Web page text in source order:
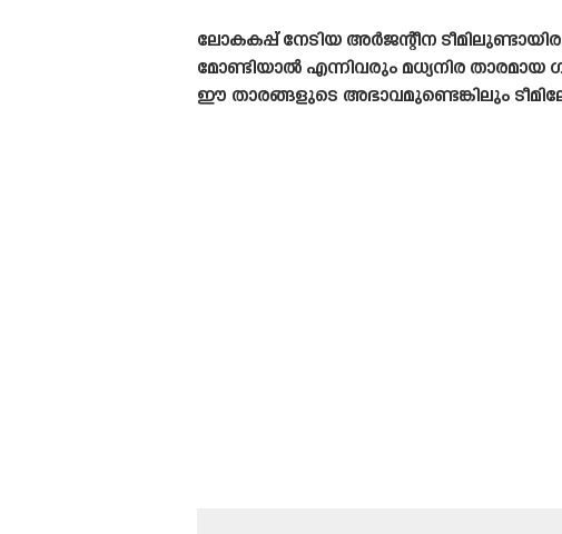
ലോകകപ്പ് നേടിയ അർജന്റീന
മോണ്ടിയാൽ എന്നിവരും മധ്യനിര
ഈ താരങ്ങളുടെ അഭാവമുണ്ടെങ്കിലും